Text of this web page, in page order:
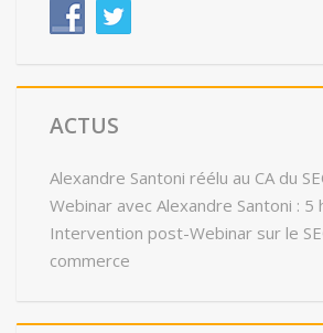
ACTUS
Alexandre Santoni réélu au CA du
Webinar avec Alexandre Santoni : 5
Intervention post-Webinar sur le
commerce